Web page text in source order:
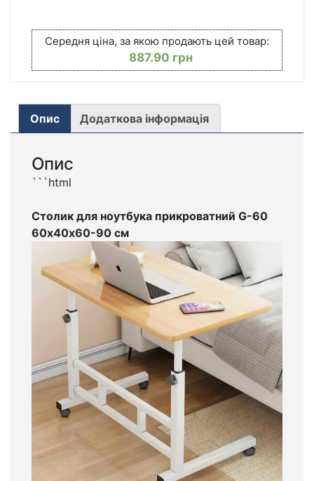
ДЕРЕВО
КІЛЬКІСТЬ
Середня ціна, за якою продають цей товар:
887.90 грн
Опис Додаткова інформація
Опис
```html
Столик для ноутбука прикроватний G-60
60х40х60-90 см